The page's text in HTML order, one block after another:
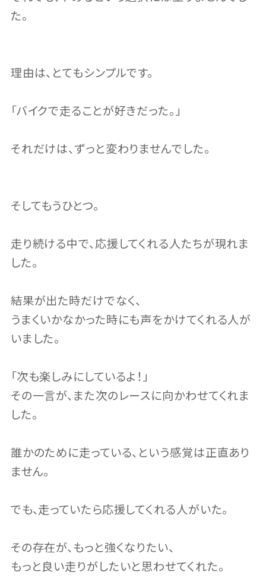
た。
理由は、とてもシンプルです。
「バイクで走ることが好きだった。」
それだけは、ずっと変わりませんでした。
そしてもうひとつ。
走り続ける中で、応援してくれる人たちが現れま
した。
結果が出た時だけでなく、
うまくいかなかった時にも声をかけてくれる人が
いました。
「次も楽しみにしているよ！」
その一言が、また次のレースに向かわせてくれま
した。
誰かのために走っている、という感覚は正直あり
ません。
でも、走っていたら応援してくれる人がいた。
その存在が、もっと強くなりたい、
もっと良い走りがしたいと思わせてくれた。